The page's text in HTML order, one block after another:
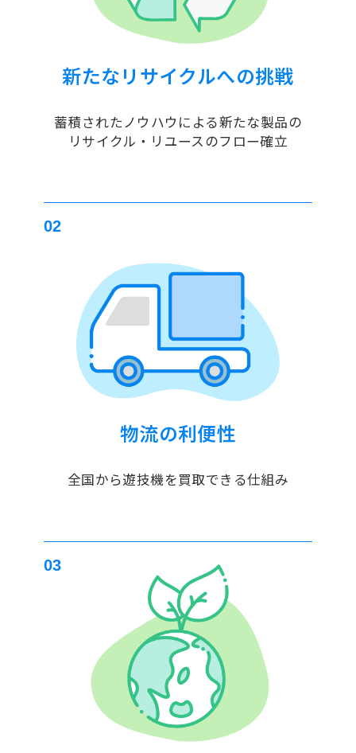
新たなリサイクルへの挑戦
蓄積されたノウハウによる新たな製品の
リサイクル・リユースのフロー確立
02
物流の利便性
全国から遊技機を買取できる仕組み
03